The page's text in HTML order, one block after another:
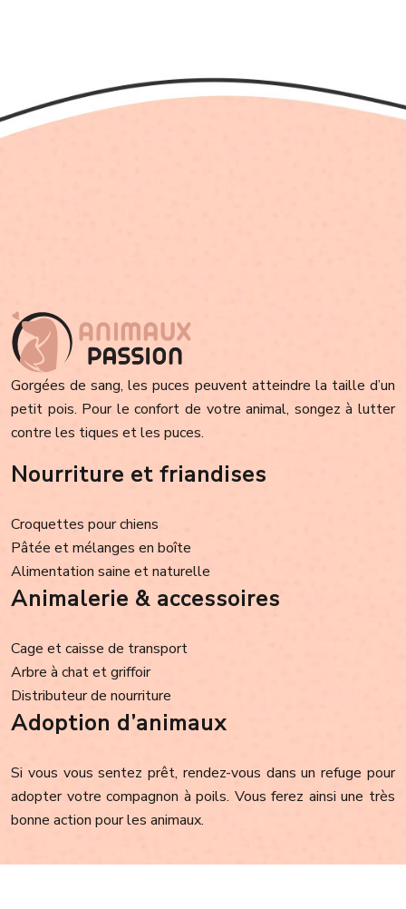
Gorgées de sang, les puces peuvent atteindre la taille d’un
petit pois. Pour le confort de votre animal, songez à lutter
contre les tiques et les puces.
Nourriture et friandises
Croquettes pour chiens
Pâtée et mélanges en boîte
Alimentation saine et naturelle
Animalerie & accessoires
Cage et caisse de transport
Arbre à chat et griffoir
Distributeur de nourriture
Adoption d’animaux
Si vous vous sentez prêt, rendez-vous dans un refuge pour
adopter votre compagnon à poils. Vous ferez ainsi une très
bonne action pour les animaux.